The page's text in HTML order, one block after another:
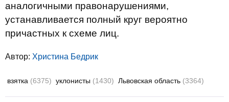
аналогичными правонарушениями,
устанавливается полный круг вероятно
причастных к схеме лиц.
Автор: Христина Бедрик
взятка (6375) уклонисты (1430) Львовская область (3364)